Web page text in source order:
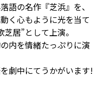
語の名作『芝浜』を、
く心もように光を当て
居”として上演。
内を情緒たっぷりに演
劇中にてうかがいます!